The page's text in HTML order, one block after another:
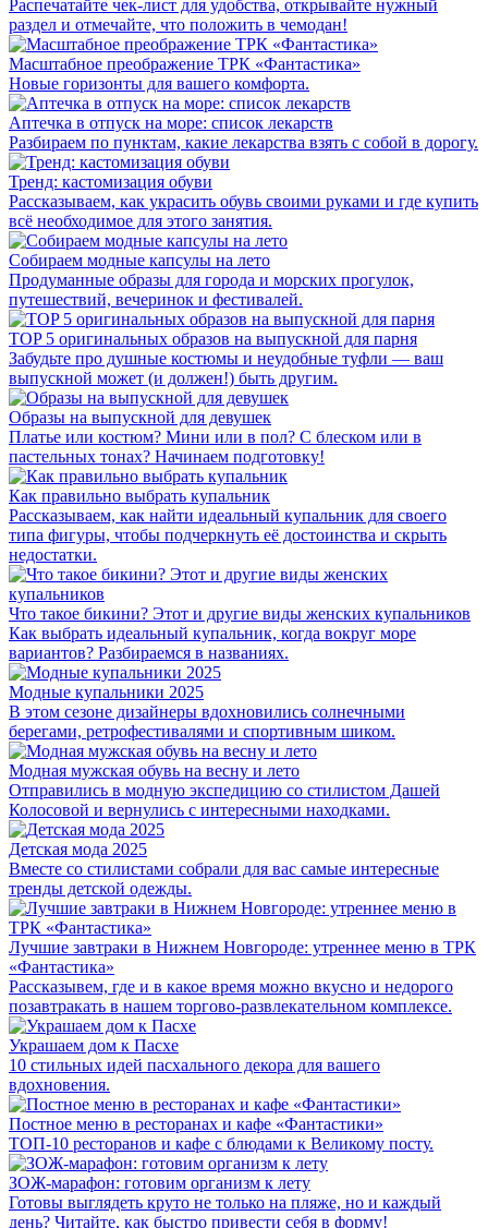
Распечатайте чек-лист для удобства, открывайте нужный
раздел и отмечайте, что положить в чемодан!
Масштабное преображение ТРК «Фантастика»
Новые горизонты для вашего комфорта.
Аптечка в отпуск на море: список лекарств
Разбираем по пунктам, какие лекарства взять с собой в дорогу.
Тренд: кастомизация обуви
Рассказываем, как украсить обувь своими руками и где купить
всё необходимое для этого занятия.
Собираем модные капсулы на лето
Продуманные образы для города и морских прогулок,
путешествий, вечеринок и фестивалей.
TOP 5 оригинальных образов на выпускной для парня
Забудьте про душные костюмы и неудобные туфли — ваш
выпускной может (и должен!) быть другим.
Образы на выпускной для девушек
Платье или костюм? Мини или в пол? С блеском или в
пастельных тонах? Начинаем подготовку!
Как правильно выбрать купальник
Рассказываем, как найти идеальный купальник для своего
типа фигуры, чтобы подчеркнуть её достоинства и скрыть
недостатки.
‎Что такое бикини?‎ Этот и другие виды женских купальников
Как выбрать идеальный купальник, когда вокруг море
вариантов? Разбираемся в названиях.
Модные купальники 2025
В этом сезоне дизайнеры вдохновились солнечными
берегами, ретрофестивалями и спортивным шиком.
Модная мужская обувь на весну и лето
Отправились в модную экспедицию со стилистом Дашей
Колосовой и вернулись с интересными находками.
Детская мода 2025
Вместе со стилистами собрали для вас самые интересные
тренды детской одежды.
Лучшие завтраки в Нижнем Новгороде: утреннее меню в ТРК
«Фантастика»
Рассказывем, где и в какое время можно вкусно и недорого
позавтракать в нашем торгово-развлекательном комплексе.
Украшаем дом к Пасхе
10 стильных идей пасхального декора для вашего
вдохновения.
Постное меню в ресторанах и кафе «Фантастики»
ТОП-10 ресторанов и кафе с блюдами к Великому посту.
ЗОЖ-марафон: готовим организм к лету
Готовы выглядеть круто не только на пляже, но и каждый
день? Читайте, как быстро привести себя в форму!